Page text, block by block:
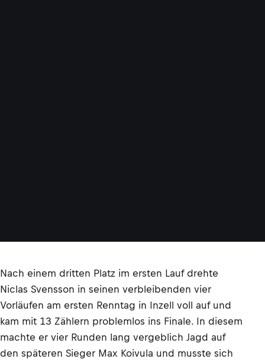
Nach einem dritten Platz im ersten Lauf drehte
Niclas Svensson in seinen verbleibenden vier
Vorläufen am ersten Renntag in Inzell voll auf und
kam mit 13 Zählern problemlos ins Finale. In diesem
machte er vier Runden lang vergeblich Jagd auf
den späteren Sieger Max Koivula und musste sich